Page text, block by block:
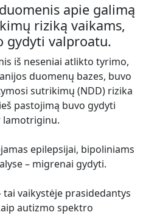
apie galimą
riziką vaikams,
gydyti valproatu.
iš neseniai atlikto tyrimo,
duomenų bazes, buvo
sutrikimų (NDD) rizika
pastojimą buvo gydyti
lamotriginu.
epilepsijai, bipoliniams
– migrenai gydyti.
vaikystėje prasidedantys
autizmo spektro